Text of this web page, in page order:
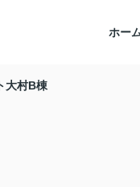
ホー
大村B棟